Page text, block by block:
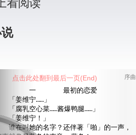
看阅读
序曲
最初的恋爱
姜维宁……」
腐乳空心菜……酱爆鸭腿……」
姜维宁！」
在叫她的名字？还伴著「啪」的一声，
点击此处翻到最后一页(End)